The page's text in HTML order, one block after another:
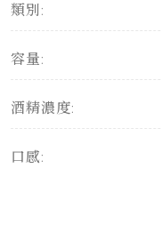
類別:
容量:
酒精濃度:
口感: